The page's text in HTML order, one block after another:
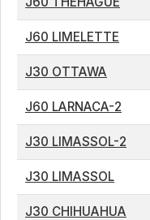
J60 LIMELETTE
J30 OTTAWA
J60 LARNACA-2
J30 LIMASSOL-2
J30 LIMASSOL
J30 CHIHUAHUA